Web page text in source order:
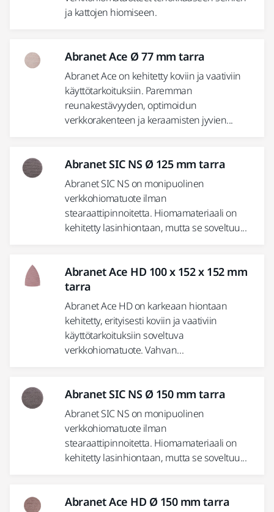
ja kattojen hiomiseen.
Abranet Ace Ø 77 mm tarra
Abranet Ace on kehitetty koviin ja vaativiin
käyttötarkoituksiin. Paremman
reunakestävyyden, optimoidun
verkkorakenteen ja keraamisten jyvien...
Abranet SIC NS Ø 125 mm tarra
Abranet SIC NS on monipuolinen
verkkohiomatuote ilman
stearaattipinnoitetta. Hiomamateriaali on
kehitetty lasinhiontaan, mutta se soveltuu...
Abranet Ace HD 100 x 152 x 152 mm
tarra
Abranet Ace HD on karkeaan hiontaan
kehitetty, erityisesti koviin ja vaativiin
käyttötarkoituksiin soveltuva
verkkohiomatuote. Vahvan...
Abranet SIC NS Ø 150 mm tarra
Abranet SIC NS on monipuolinen
verkkohiomatuote ilman
stearaattipinnoitetta. Hiomamateriaali on
kehitetty lasinhiontaan, mutta se soveltuu...
Abranet Ace HD Ø 150 mm tarra